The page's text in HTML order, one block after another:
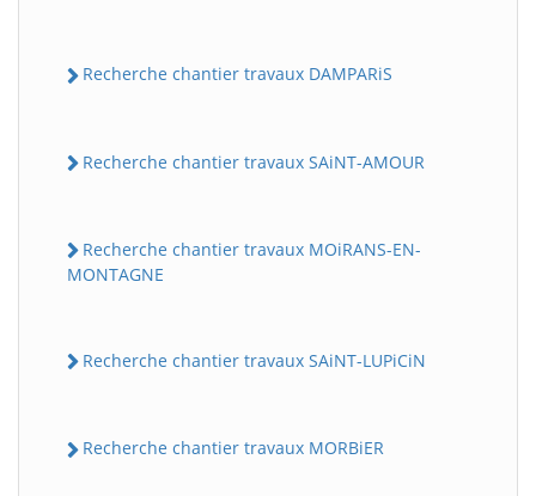
Recherche chantier travaux DAMPARiS
Recherche chantier travaux SAiNT-AMOUR
Recherche chantier travaux MOiRANS-EN-
MONTAGNE
Recherche chantier travaux SAiNT-LUPiCiN
Recherche chantier travaux MORBiER